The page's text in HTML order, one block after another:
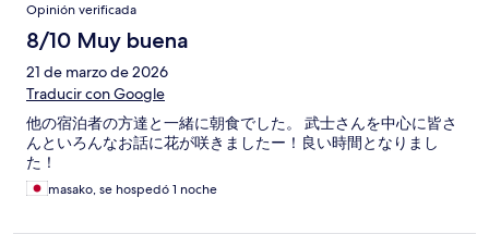
Opinión verificada
8/10 Muy buena
21 de marzo de 2026
Traducir con Google
他の宿泊者の方達と一緒に朝食でした。 武士さんを中心に皆さ
んといろんなお話に花が咲きましたー！良い時間となりまし
た！
masako, se hospedó 1 noche